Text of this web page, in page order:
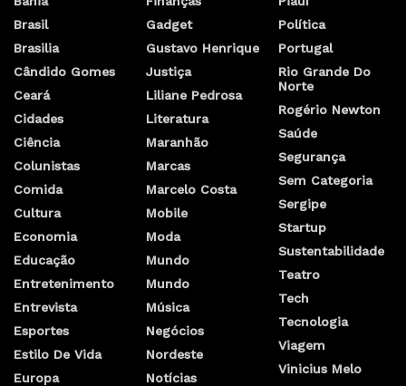
Brasil
Brasilia
Cândido Gomes
Ceará
Cidades
Ciência
Colunistas
Comida
Cultura
Economia
Educação
Entretenimento
Entrevista
Esportes
Estilo De Vida
Europa
Gadget
Gustavo Henrique
Justiça
Liliane Pedrosa
Literatura
Maranhão
Marcas
Marcelo Costa
Mobile
Moda
Mundo
Mundo
Música
Negócios
Nordeste
Notícias
Política
Portugal
Rio Grande Do
Norte
Rogério Newton
Saúde
Segurança
Sem Categoria
Sergipe
Startup
Sustentabilidade
Teatro
Tech
Tecnologia
Viagem
Vinicius Melo